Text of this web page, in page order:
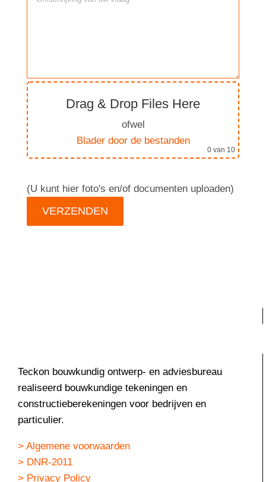
Drag & Drop Files Here
ofwel
Blader door de bestanden
0 van 10
(U kunt hier foto's en/of documenten uploaden)
Teckon bouwkundig ontwerp- en adviesbureau
realiseerd bouwkundige tekeningen en
constructieberekeningen voor bedrijven en
particulier.
> Algemene voorwaarden
> DNR-2011
> Privacy Policy